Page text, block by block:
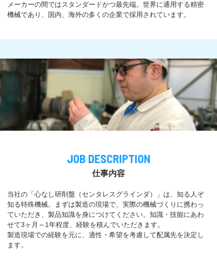
メーカーの間ではスタンダードかつ最先端。世界に通用する精密
機械であり、国内、海外の多くの企業で採用されています。
JOB DESCRIPTION
仕事内容
当社の「心なし研削盤（センタレスグラインダ）」は、知る人ぞ
知る特殊機械。まずは製造の現場で、実際の機械づくりに携わっ
ていただき、製品知識を身につけてください。知識・技能にあわ
せて3ヶ月～1年程度、経験を積んでいただきます。
製造現場での経験を元に、適性・希望を考慮して配属先を決定し
ます。